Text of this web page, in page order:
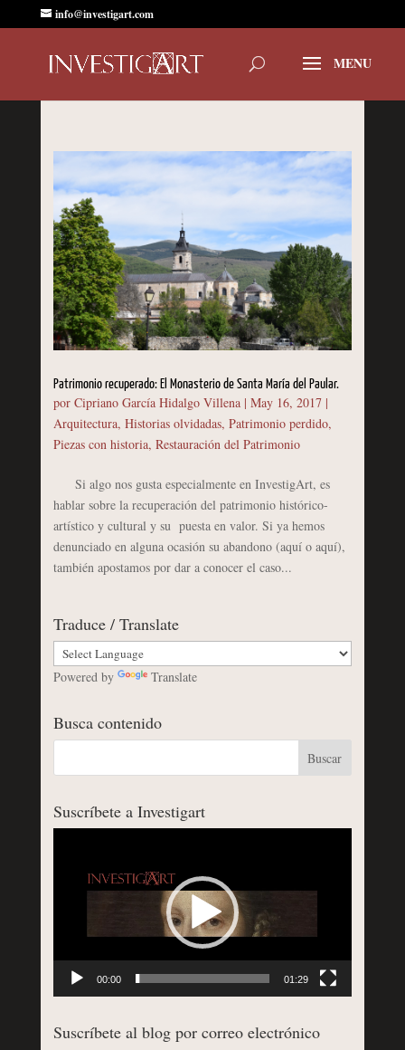
info@investigart.com
Patrimonio recuperado: El Monasterio de Santa María del Paular.
por Cipriano García Hidalgo Villena| May 16, 2017|
Arquitectura, Historias olvidadas, Patrimonio perdido,
Piezas con historia, Restauración del Patrimonio
Si algo nos gusta especialmente en InvestigArt, es
hablar sobre la recuperación del patrimonio histórico-
artístico y cultural y su puesta en valor. Si ya hemos
denunciado en alguna ocasión su abandono (aquí o aquí),
también apostamos por dar a conocer el caso...
Traduce / Translate
Powered by Translate
Busca contenido
Suscríbete a Investigart
00:00 01:29
Suscríbete al blog por correo electrónico